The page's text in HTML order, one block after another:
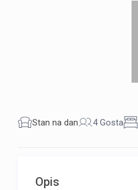
Stan na dan 4 Gosta
Opis